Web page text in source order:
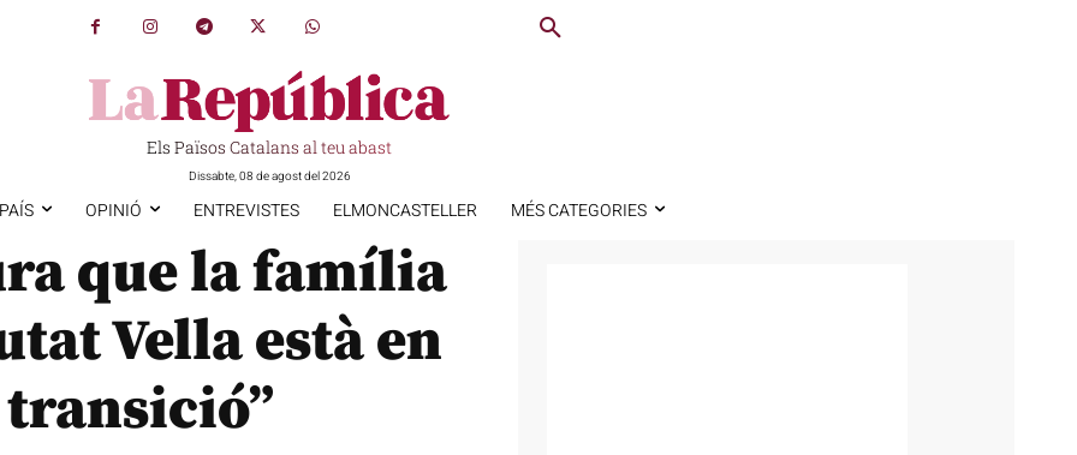
Els Països Catalans al teu abast
Dissabte, 08 de agost del 2026
OPINIÓ ENTREVISTES ELMONCASTELLER MÉS CATEGORIES
que la família
Vella està en